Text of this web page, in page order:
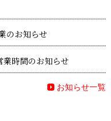
のお知らせ
時間のお知らせ
お知らせ一覧